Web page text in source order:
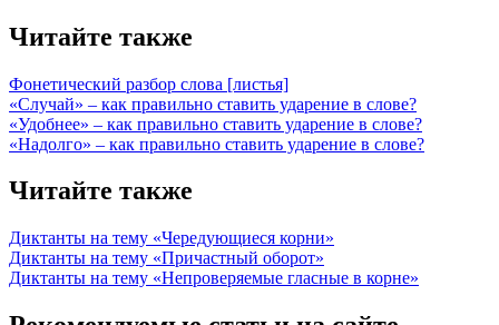
Читайте также
Фонетический разбор слова [листья]
«Случай» – как правильно ставить ударение в слове?
«Удобнее» – как правильно ставить ударение в слове?
«Надолго» – как правильно ставить ударение в слове?
Читайте также
Диктанты на тему «Чередующиеся корни»
Диктанты на тему «Причастный оборот»
Диктанты на тему «Непроверяемые гласные в корне»